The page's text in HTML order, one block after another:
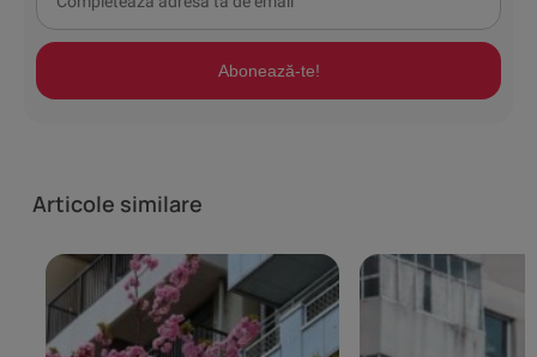
Abonează-te!
Articole similare